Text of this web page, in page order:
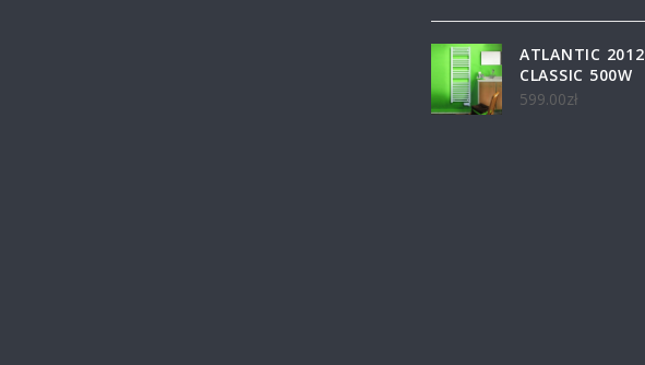
ATLANTIC 2012
CLASSIC 500W
599.00zł